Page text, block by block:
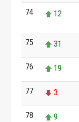
74 12
75 31
76 19
77 3
78 9